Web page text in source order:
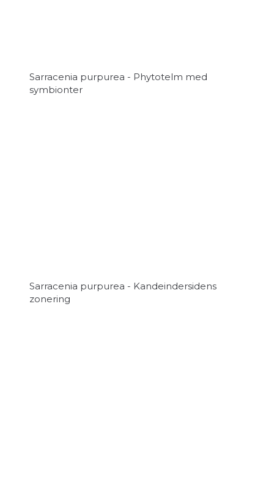
Sarracenia purpurea - Phytotelm med
symbionter
Sarracenia purpurea - Kandeindersidens
zonering